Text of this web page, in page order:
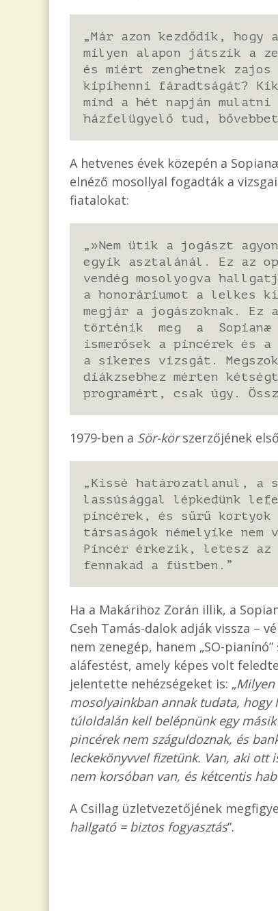
„Már azon kezdődik,
milyen alapon játszik a
és miért zenghetnek
kipihenni fáradtságát?
mind a hét napján
házfelügyelő tud,
A hetvenes évek közepén a
elnéző mosollyal fogadták a
fiatalokat:
„»Nem ütik a jogászt
egyik asztalánál. Ez az
vendég mosolyogva
a honoráriumot a lelkes
megjár a jogászoknak. Ez
történik meg a
ismerősek a pincérek és
a sikeres vizsgát.
diákzsebhez mérten
programért, csak úgy.
1979-ben a Sör-körszerzőjének
„Kissé határozatlanul, a
lassúsággal lépkedünk
pincérek, és sűrű kortyok
társaságok némelyike
Pincér érkezik, letesz az
fennakad a füstben.”
Ha a Makárihoz Zorán illik, a
Cseh Tamás-dalok adják vissza –
nem zenegép, hanem „SO-
aláfestést, amely képes volt
jelentette nehézségeket is: „
mosolyainkban annak tudata, hogy
túloldalán kell belépnünk egy
pincérek nem száguldoznak, és
leckekönyvvel fizetünk. Van, aki ott
nem korsóban van, és kétcentis
A Csillag üzletvezetőjének
hallgató = biztos fogyasztás”.